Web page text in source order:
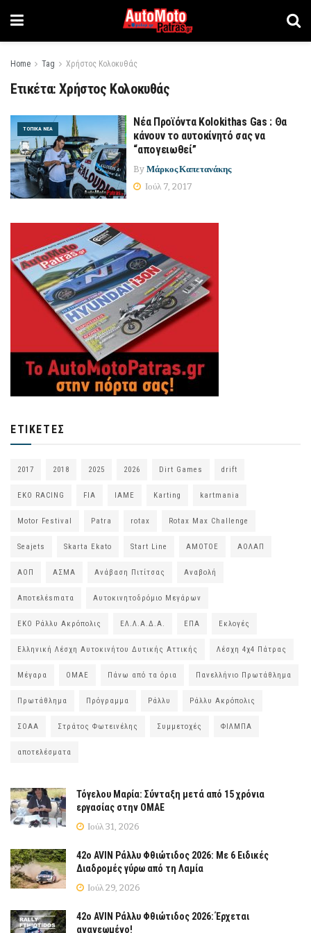
Home Tag Χρήστος Κολοκυθάς
Ετικέτα:Χρήστος Κολοκυθάς
ΤΟΠΙΚΆ ΝΈΑ
Νέα Προϊόντα Kolokithas Gas : Θα
κάνουν το αυτοκίνητό σας να
“απογειωθεί”
By Μάρκος Καπετανάκης
Ιούλ 7, 2017
ΕΤΙΚΈΤΕΣ
2017 2018 2025 2026 Dirt Games drift
EKO RACING FIA IAME Karting kartmania
Motor Festival Patra rotax Rotax Max Challenge
Seajets Skarta Ekato Start Line ΑΜΟΤΟΕ ΑΟΛΑΠ
ΑΟΠ ΑΣΜΑ Ανάβαση Πιτίτσας Αναβολή
Αποτελέsmατα Αυτοκινητοδρόμιο Μεγάρων
ΕΚΟ Ράλλυ Ακρόπολις ΕΛ.Λ.Α.Δ.Α. ΕΠΑ Εκλογές
Ελληνική Λέσχη Αυτοκινήτου Δυτικής Αττικής Λέσχη 4χ4 Πάτρας
Μέγαρα ΟΜΑΕ Πάνω από τα όρια Πανελλήνιο Πρωτάθλημα
Πρωτάθλημα Πρόγραμμα Ράλλυ Ράλλυ Ακρόπολις
ΣΟΑΑ Στράτος Φωτεινέλης Συμμετοχές ΦΙΛΜΠΑ
αποτελέσματα
Τόγελου Μαρία: Σύνταξη μετά από 15 χρόνια
εργασίας στην ΟΜΑΕ
Ιούλ 31, 2026
42ο AVIN Ράλλυ Φθιώτιδος 2026: Με 6 Ειδικές
Διαδρομές γύρω από τη Λαμία
Ιούλ 29, 2026
42ο AVIN Ράλλυ Φθιώτιδος 2026: Έρχεται
ανανεωμένο!